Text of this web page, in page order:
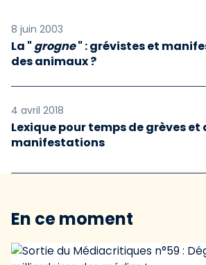
8 juin 2003
La " grogne" : grévistes et
des animaux ?
4 avril 2018
Lexique pour temps de grèves et
manifestations
En ce moment